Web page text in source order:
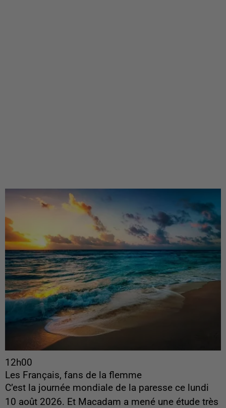
12h00
Les Français, fans de la flemme
C’est la journée mondiale de la paresse ce lundi
10 août 2026. Et Macadam a mené une étude très